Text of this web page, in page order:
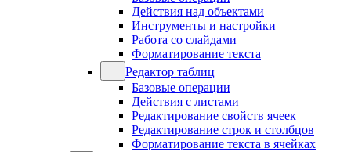
Действия над объектами
Инструменты и настройки
Работа со слайдами
Форматирование текста
Редактор таблиц
Базовые операции
Действия с листами
Редактирование свойств ячеек
Редактирование строк и столбцов
Форматирование текста в ячейках